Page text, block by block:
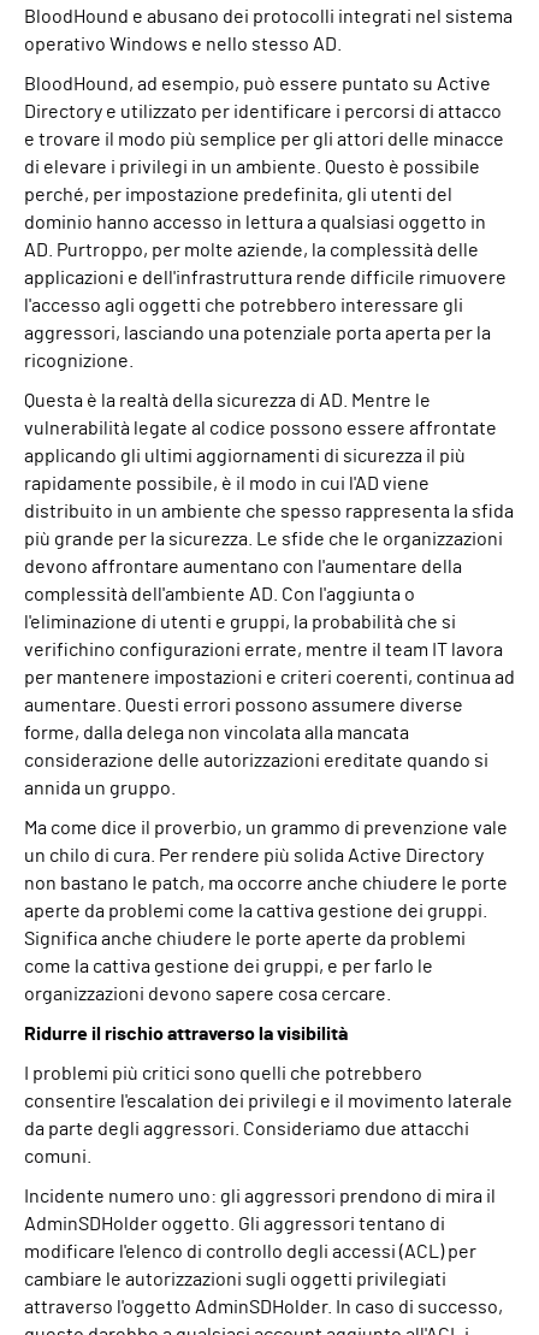
BloodHound e abusano dei protocolli integrati nel sistema
operativo Windows e nello stesso AD.
BloodHound, ad esempio, può essere puntato su Active
Directory e utilizzato per identificare i percorsi di attacco
e trovare il modo più semplice per gli attori delle minacce
di elevare i privilegi in un ambiente. Questo è possibile
perché, per impostazione predefinita, gli utenti del
dominio hanno accesso in lettura a qualsiasi oggetto in
AD. Purtroppo, per molte aziende, la complessità delle
applicazioni e dell'infrastruttura rende difficile rimuovere
l'accesso agli oggetti che potrebbero interessare gli
aggressori, lasciando una potenziale porta aperta per la
ricognizione.
Questa è la realtà della sicurezza di AD. Mentre le
vulnerabilità legate al codice possono essere affrontate
applicando gli ultimi aggiornamenti di sicurezza il più
rapidamente possibile, è il modo in cui l'AD viene
distribuito in un ambiente che spesso rappresenta la sfida
più grande per la sicurezza. Le sfide che le organizzazioni
devono affrontare aumentano con l'aumentare della
complessità dell'ambiente AD. Con l'aggiunta o
l'eliminazione di utenti e gruppi, la probabilità che si
verifichino configurazioni errate, mentre il team IT lavora
per mantenere impostazioni e criteri coerenti, continua ad
aumentare. Questi errori possono assumere diverse
forme, dalla delega non vincolata alla mancata
considerazione delle autorizzazioni ereditate quando si
annida un gruppo.
Ma come dice il proverbio, un grammo di prevenzione vale
un chilo di cura. Per rendere più solida Active Directory
non bastano le patch, ma occorre anche chiudere le porte
aperte da problemi come la cattiva gestione dei gruppi.
Significa anche chiudere le porte aperte da problemi
come la cattiva gestione dei gruppi, e per farlo le
organizzazioni devono sapere cosa cercare.
Ridurre il rischio attraverso la visibilità
I problemi più critici sono quelli che potrebbero
consentire l'escalation dei privilegi e il movimento laterale
da parte degli aggressori. Consideriamo due attacchi
comuni.
Incidente numero uno: gli aggressori prendono di mira il
AdminSDHolder oggetto. Gli aggressori tentano di
modificare l'elenco di controllo degli accessi (ACL) per
cambiare le autorizzazioni sugli oggetti privilegiati
attraverso l'oggetto AdminSDHolder. In caso di successo,